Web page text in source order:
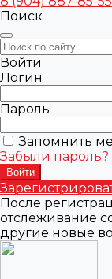
Поиск
Войти
Логин
Пароль
Запомнить
Забыли пароль?
После
отслеживание
другие новые